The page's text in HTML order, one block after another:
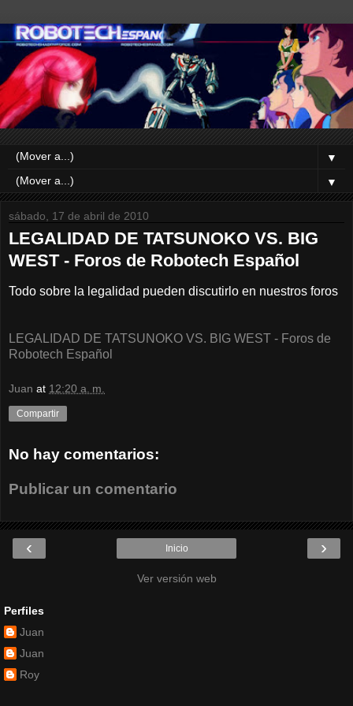
▼
▼
sábado, 17 de abril de 2010
LEGALIDAD DE TATSUNOKO VS. BIG
WEST - Foros de Robotech Español
Todo sobre la legalidad pueden discutirlo en nuestros foros
LEGALIDAD DE TATSUNOKO VS. BIG WEST - Foros de
Robotech Español
Juan at 12:20 a. m.
Compartir
No hay comentarios:
Publicar un comentario
‹ ›
Inicio
Ver versión web
Perfiles
Juan
Juan
Roy